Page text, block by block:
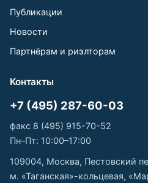
Публикации
Новости
Партнёрам и риэлторам
Контакты
+7 (495) 287-60-03
факс 8 (495) 915-70-52
Пн–Пт: 10:00–17:00
109004, Москва, Пестовский
м. «Таганская»-кольцевая,